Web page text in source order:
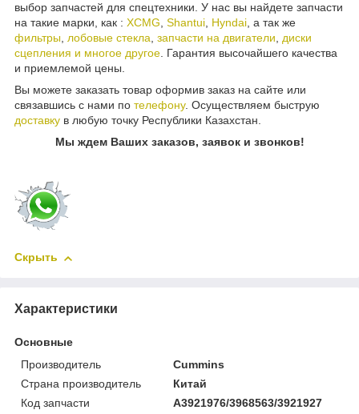
выбор запчастей для спецтехники. У нас вы найдете запчасти
на такие марки, как : XCMG, Shantui, Hyndai, а так же
фильтры, лобовые стекла, запчасти на двигатели, диски
сцепления и многое другое. Гарантия высочайшего качества
и приемлемой цены.
Вы можете заказать товар оформив заказ на сайте или
связавшись с нами по телефону. Осуществляем быструю
доставку в любую точку Республики Казахстан.
Мы ждем Ваших заказов, заявок и звонков!
Скрыть
Характеристики
Основные
Производитель
Cummins
Страна производитель
Китай
Код запчасти
A3921976/3968563/3921927